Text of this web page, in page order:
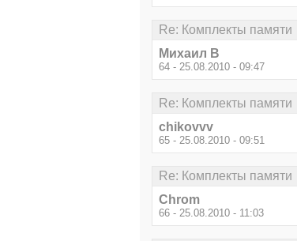
Re: Комплекты памяти
Михаил В
64 - 25.08.2010 - 09:47
Re: Комплекты памяти
chikovvv
65 - 25.08.2010 - 09:51
Re: Комплекты памяти
Chrom
66 - 25.08.2010 - 11:03